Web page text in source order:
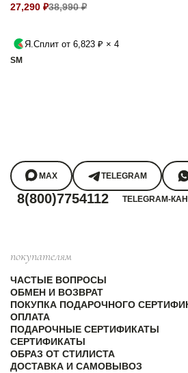
27,290 ₽38,990 ₽
Я.Сплит от 6,823 ₽ × 4
SM
MAX TELEGRAM
8(800)7754112 TELEGRAM-
покупателям
ЧАСТЫЕ ВОПРОСЫ
ОБМЕН И ВОЗВРАТ
ПОКУПКА ПОДАРОЧНОГО
ОПЛАТА
ПОДАРОЧНЫЕ СЕРТИФИКАТЫ
СЕРТИФИКАТЫ
ОБРАЗ ОТ СТИЛИСТА
ДОСТАВКА И САМОВЫВОЗ